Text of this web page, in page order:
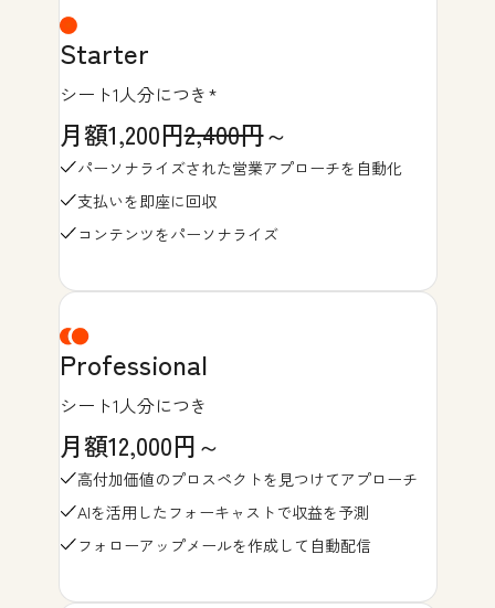
Starter
シート1人分につき*
月額1,200円2,400円～
パーソナライズされた営業アプローチを自動化
支払いを即座に回収
コンテンツをパーソナライズ
Professional
シート1人分につき
月額12,000円～
高付加価値のプロスペクトを見つけてアプローチ
AIを活用したフォーキャストで収益を予測
フォローアップメールを作成して自動配信